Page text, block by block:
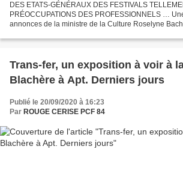
DES ETATS-GÉNÉRAUX DES FESTIVALS
PRÉOCCUPATIONS DES PROFESSIONNELS …
annonces de la ministre de la Culture Roselyne
Avignon....
Trans-fer, un exposition à voir à
Blachère à Apt. Derniers jours
Publié le 20/09/2020 à 16:23
Par ROUGE CERISE PCF 84